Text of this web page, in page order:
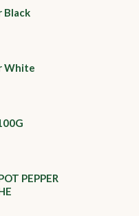
Black
White
PEPPER